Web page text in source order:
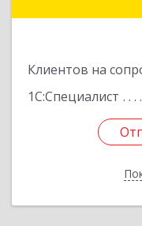
Клиентов на
1С:Специалист